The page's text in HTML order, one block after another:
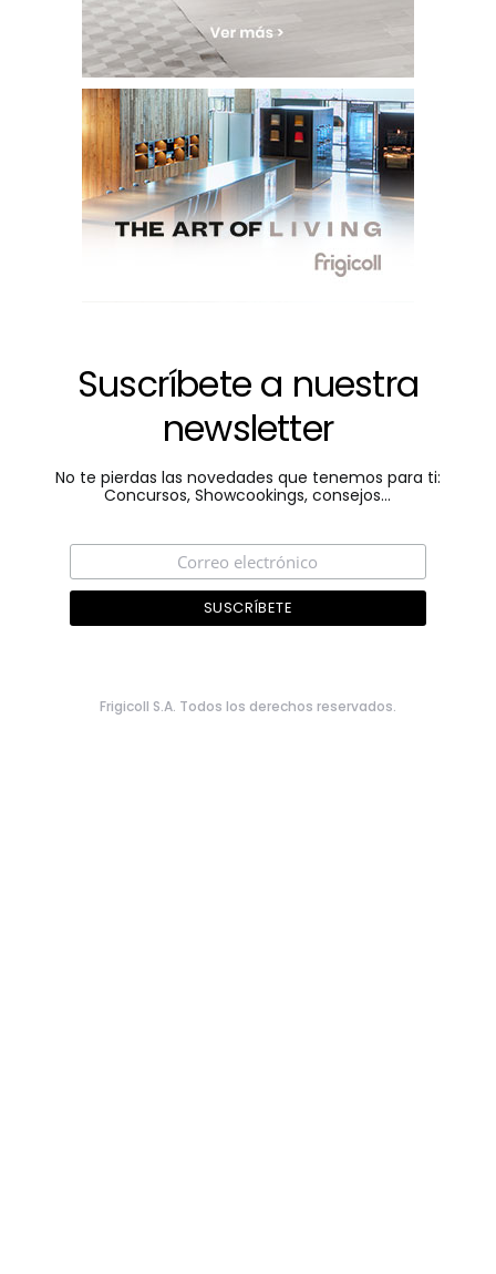
Suscríbete a nuestra
newsletter
No te pierdas las novedades que tenemos para ti:
Concursos, Showcookings, consejos...
Frigicoll S.A. Todos los derechos reservados.